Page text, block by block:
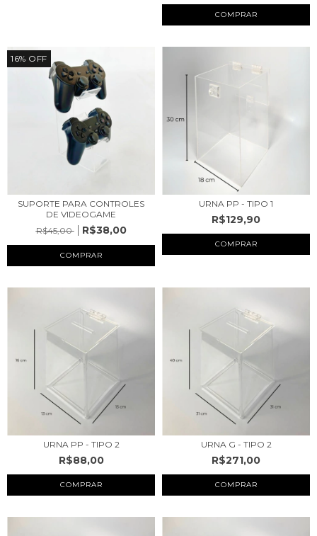
16% OFF
SUPORTE PARA CONTROLES
DE VIDEOGAME
R$45,00
R$38,00
COMPRAR
URNA PP - TIPO 1
R$129,90
COMPRAR
URNA PP - TIPO 2
R$88,00
COMPRAR
URNA G - TIPO 2
R$271,00
COMPRAR